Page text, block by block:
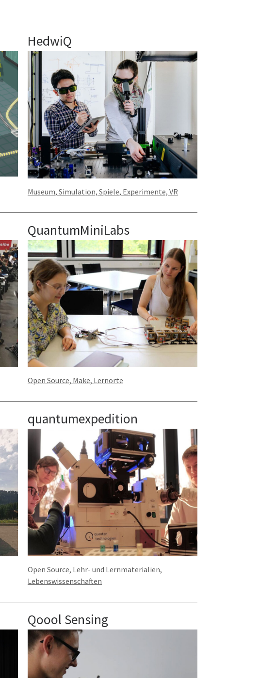
HedwiQ
Museum, Simulation, Spiele, Experimente, VR
QuantumMiniLabs
Open Source, Make, Lernorte
quantumexpedition
Open Source, Lehr- und Lernmaterialien,
Lebenswissenschaften
Qoool Sensing